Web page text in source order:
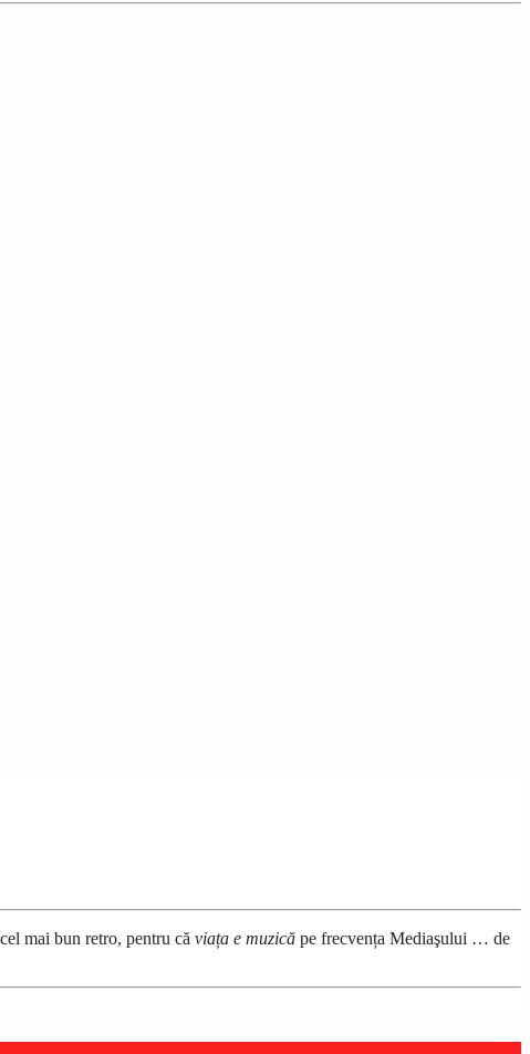
mai bun retro, pentru că viața e muzică pe frecvența Mediaşului … de